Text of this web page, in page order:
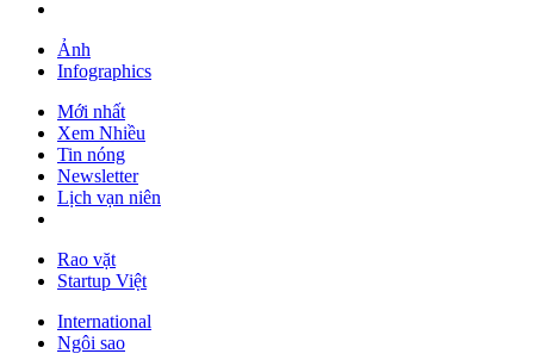
Ảnh
Infographics
Mới nhất
Xem Nhiều
Tin nóng
Newsletter
Lịch vạn niên
Rao vặt
Startup Việt
International
Ngôi sao